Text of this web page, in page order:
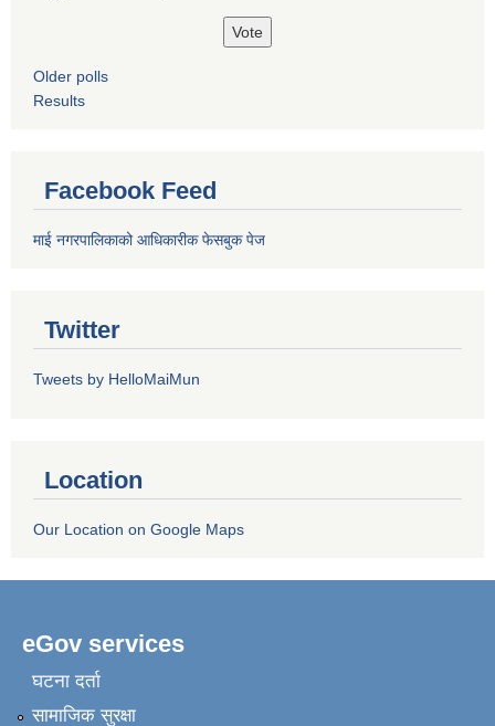
Older polls
Results
Facebook Feed
माई नगरपालिकाको आधिकारीक फेसबुक पेज
Twitter
Tweets by HelloMaiMun
Location
Our Location on Google Maps
eGov services
घटना दर्ता
सामाजिक सुरक्षा